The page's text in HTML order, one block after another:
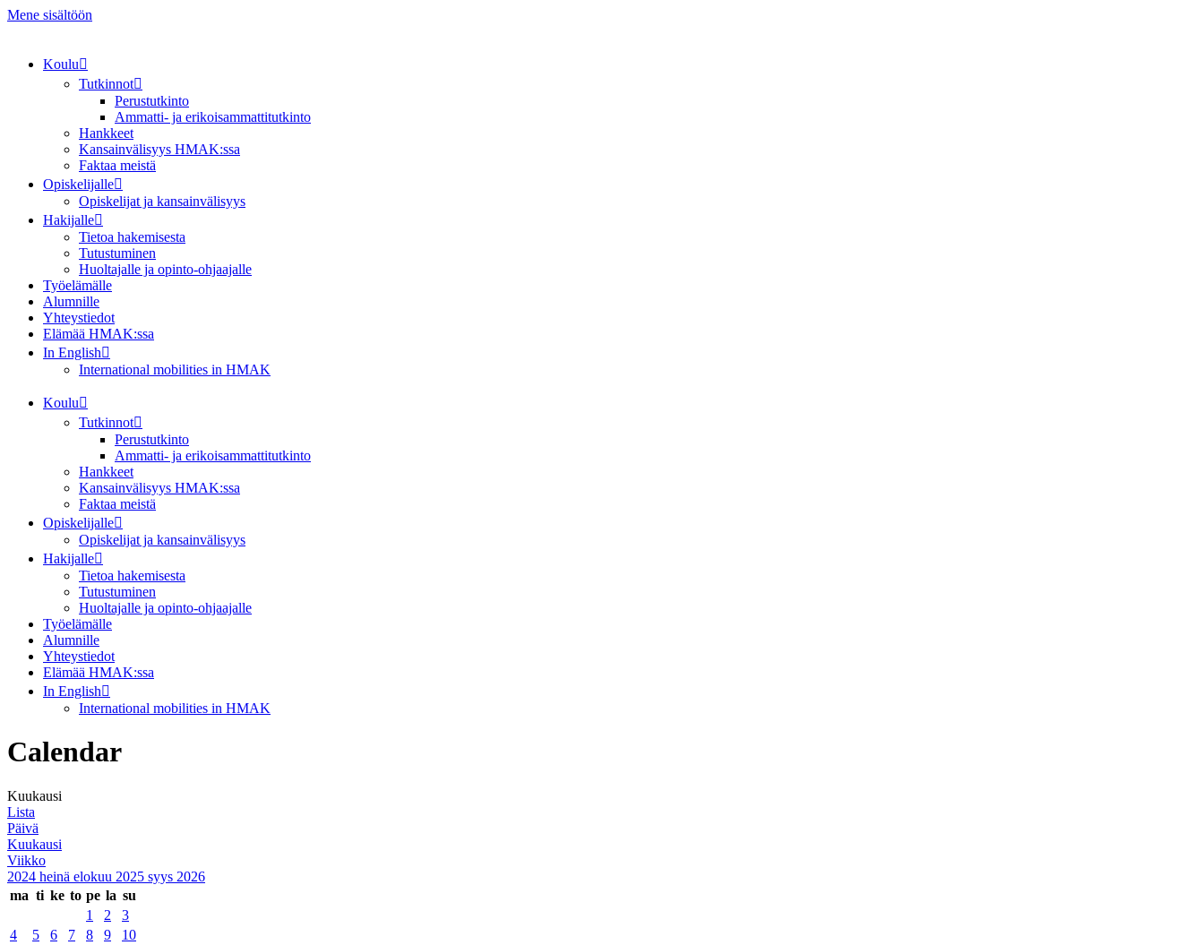
Mene sisältöön
Koulu
Tutkinnot
Perustutkinto
Ammatti- ja erikoisammattitutkinto
Hankkeet
Kansainvälisyys HMAK:ssa
Faktaa meistä
Opiskelijalle
Opiskelijat ja kansainvälisyys
Hakijalle
Tietoa hakemisesta
Tutustuminen
Huoltajalle ja opinto-ohjaajalle
Työelämälle
Alumnille
Yhteystiedot
Elämää HMAK:ssa
In English
International mobilities in HMAK
Koulu
Tutkinnot
Perustutkinto
Ammatti- ja erikoisammattitutkinto
Hankkeet
Kansainvälisyys HMAK:ssa
Faktaa meistä
Opiskelijalle
Opiskelijat ja kansainvälisyys
Hakijalle
Tietoa hakemisesta
Tutustuminen
Huoltajalle ja opinto-ohjaajalle
Työelämälle
Alumnille
Yhteystiedot
Elämää HMAK:ssa
In English
International mobilities in HMAK
Calendar
Kuukausi
Lista
Päivä
Kuukausi
Viikko
2024 heinä elokuu 2025 syys 2026
ma ti ke to pe la su
1
2
3
4
5 6 7 8 9
10